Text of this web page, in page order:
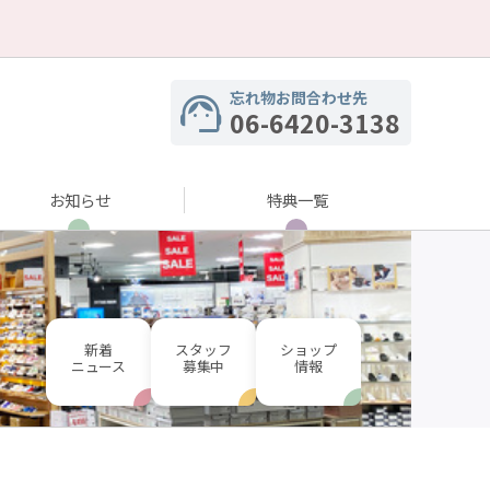
忘れ物お問合わせ先
06-6420-3138
お知らせ 特典一覧
新着
ニュース
スタッフ
募集中
ショップ
情報